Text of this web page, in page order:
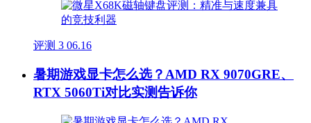
评测 3 06.16
暑期游戏显卡怎么选？AMD RX 9070GRE、
RTX 5060Ti对比实测告诉你